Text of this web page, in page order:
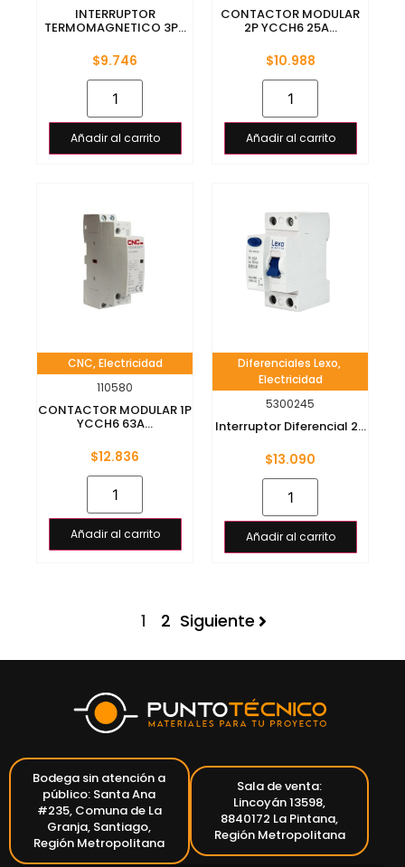
INTERRUPTOR
TERMOMAGNETICO 3P...
$9.746
Añadir al carrito
CONTACTOR MODULAR
2P YCCH6 25A...
$10.988
Añadir al carrito
CNC,Electricidad
110580
CONTACTOR MODULAR 1P
YCCH6 63A...
$12.836
Añadir al carrito
Diferenciales Lexo,
Electricidad
5300245
Interruptor Diferencial 2...
$13.090
Añadir al carrito
1 2 Siguiente
Bodega sin atención a
público: Santa Ana
#235, Comuna de La
Granja, Santiago,
Región Metropolitana
Sala de venta:
Lincoyán 13598,
8840172 La Pintana,
Región Metropolitana